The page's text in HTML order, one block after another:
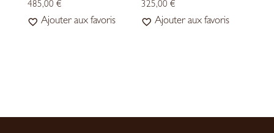
485,00 €
Ajouter aux favoris
325,00€
Ajouter aux favoris